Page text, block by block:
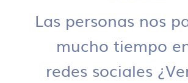
Las personas nos
mucho tiempo
redes sociales